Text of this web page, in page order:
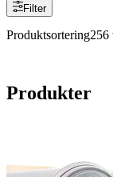
Filter
Produktsortering256
Produkter